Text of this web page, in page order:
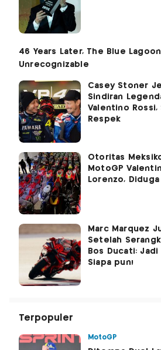
Casey Stoner
Sindiran
Valentino Rossi,
Respek
Otoritas
MotoGP
Lorenzo, Diduga
Marc Marquez
Setelah
Bos Ducati:
Siapa pun!
Terpopuler
MotoGP